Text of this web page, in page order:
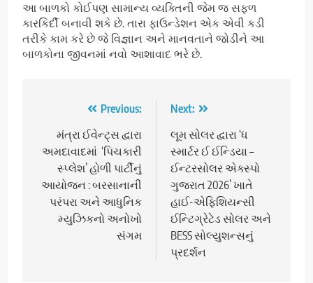
આ બાળકો કોઈપણ સામાન્ય વ્યક્તિની જેમ જ સફળ
કારકિર્દી બનાવી શકે છે. તારા ફાઉન્ડેશન એક એવી કડી
તરીકે કામ કરે છે જે વિજ્ઞાન અને માનવતાને જોડીને આ
બાળકોના જીવનમાં નવો આશાવાદ ભરે છે.
navigation
Previous:
મંત્રા ઈવેન્ટ્સ દ્વારા
અમદાવાદમાં ‘પિચકારી
સ્પ્લેશ’ હોળી પાર્ટીનું
આયોજન : બરસાનાની
પરંપરા અને આધુનિક
મ્યુઝિકનો અનોખો
સંગમ
Next:
લૂમ સોલર દ્વારા ‘ધ
સ્માર્ટર ઈ ઈન્ડિયા –
ઈન્ટરસોલર એક્સ્પો
ગુજરાત 2026’ ખાતે
હાઈ-એફિશિયન્સી
ઈન્ટિગ્રેટેડ સોલર અને
BESS સોલ્યુશન્સનું
પ્રદર્શન